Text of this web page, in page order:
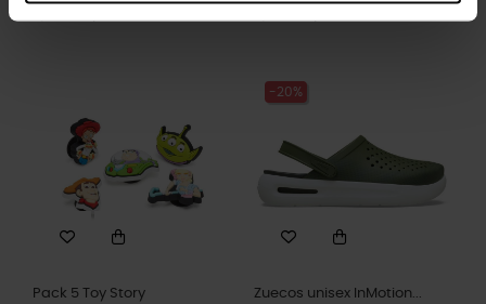
Pack 5 Toy Story
-20%
Zuecos unisex InMotion...